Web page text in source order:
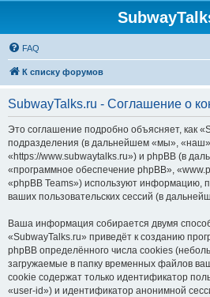
FAQ
К списку форумов
SubwayTalks.ru - Соглашение о
Это соглашение подробно объясняет, как
подразделения (в дальнейшем «мы»,
«https://www.subwaytalks.ru») и phpBB (в
«программное обеспечение phpBB»,
«phpBB Teams») используют информацию,
ваших пользовательских сессий (в
Ваша информация собирается двумя
«SubwayTalks.ru» приведёт к созданию
phpBB определённого числа cookies
загружаемые в папку временных файлов
cookie содержат только идентификатор
«user-id») и идентификатор анонимной